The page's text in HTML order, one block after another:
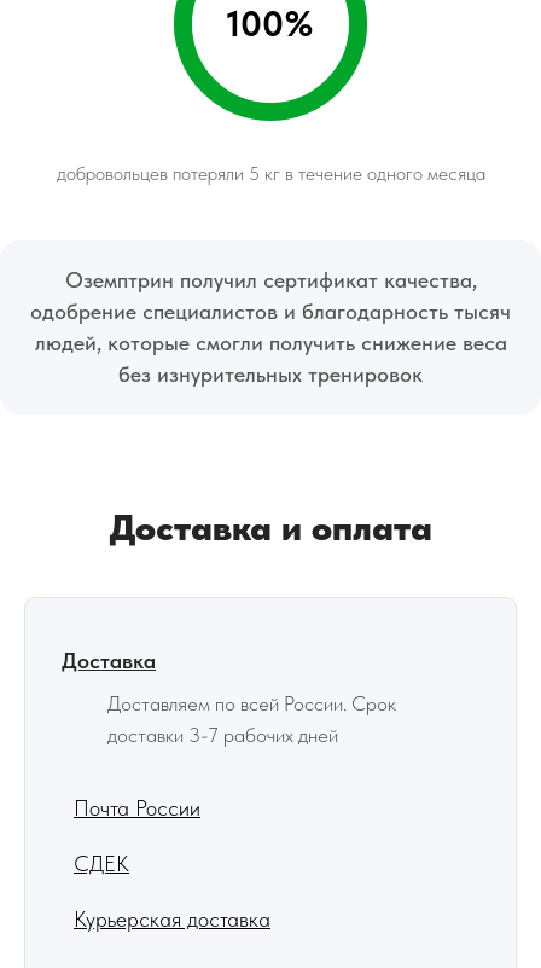
100%
добровольцев потеряли 5 кг в течение одного месяца
Оземптрин получил сертификат качества,
одобрение специалистов и благодарность тысяч
людей, которые смогли получить снижение веса
без изнурительных тренировок
Доставка и оплата
Доставка
Доставляем по всей России. Срок
доставки 3-7 рабочих дней
Почта России
СДЕК
Курьерская доставка